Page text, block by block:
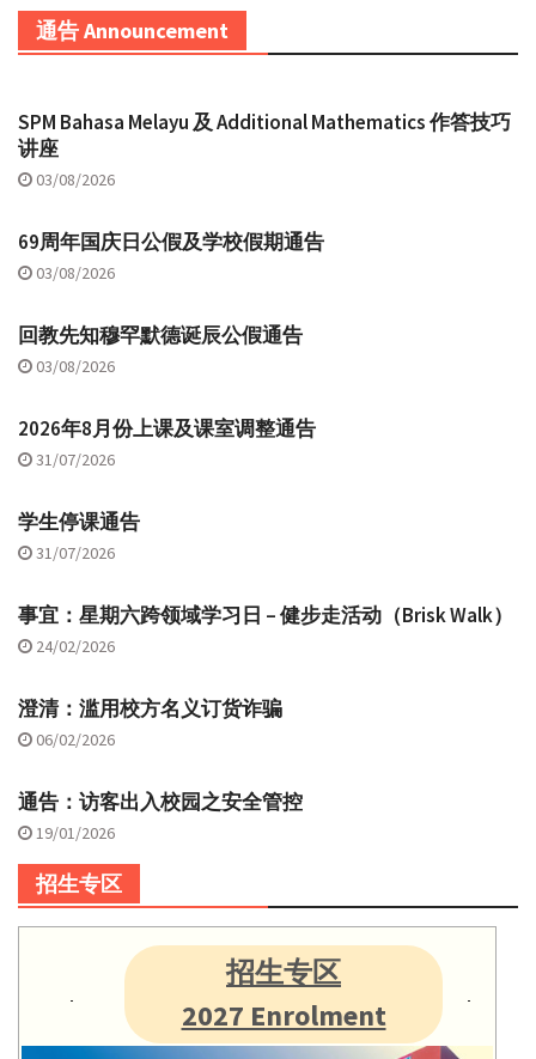
通告 Announcement
SPM Bahasa Melayu 及 Additional Mathematics 作答技巧
讲座
03/08/2026
69周年国庆日公假及学校假期通告
03/08/2026
回教先知穆罕默德诞辰公假通告
03/08/2026
2026年8月份上课及课室调整通告
31/07/2026
学生停课通告
31/07/2026
事宜：星期六跨领域学习日 – 健步走活动（Brisk Walk）
24/02/2026
澄清：滥用校方名义订货诈骗
06/02/2026
通告：访客出入校园之安全管控
19/01/2026
招生专区
招生专区
2027 Enrolment